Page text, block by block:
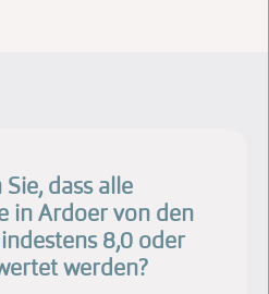
dass alle
in Ardoer von den
8,0 oder
werden?